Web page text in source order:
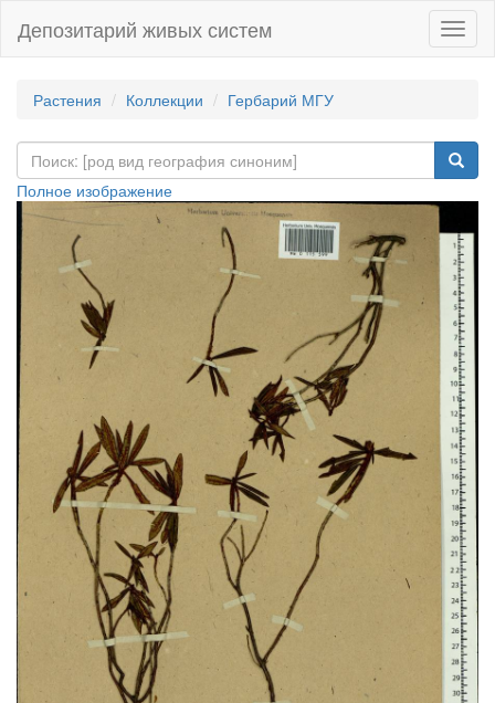
Депозитарий живых систем
Растения Коллекции Гербарий МГУ
Полное изображение